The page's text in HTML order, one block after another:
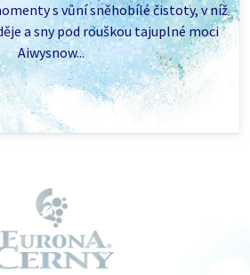
s vůní sněhobílé čistoty, v níž
a sny pod rouškou tajuplné moci
Aiwysnow...